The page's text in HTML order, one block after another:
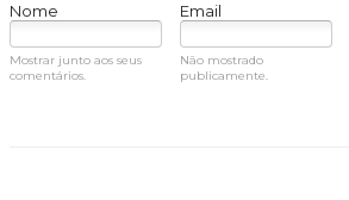
Nome
Email
Mostrar junto aos seus
comentários.
Não mostrado
publicamente.